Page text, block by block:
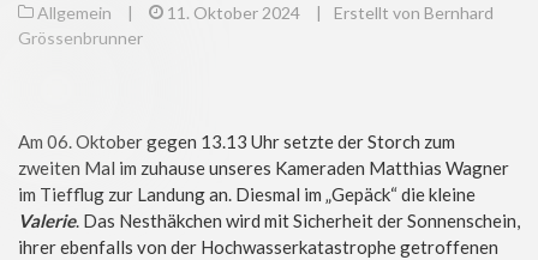
Allgemein | 11. Oktober 2024 |
Erstellt von Bernhard
Grössenbrunner
Am 06. Oktober gegen 13.13 Uhr setzte der Storch zum
zweiten Mal im zuhause unseres Kameraden Matthias Wagner
im Tiefflug zur Landung an. Diesmal im „Gepäck“ die kleine
Valerie. Das Nesthäkchen wird mit Sicherheit der Sonnenschein,
ihrer ebenfalls von der Hochwasserkatastrophe getroffenen